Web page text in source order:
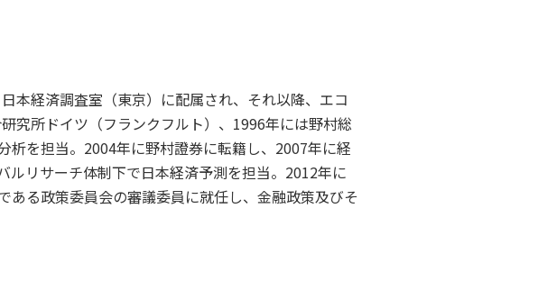
本経済調査室（東京）に配属され、それ以降、エコ
究所ドイツ（フランクフルト）、1996年には野村総
析を担当。2004年に野村證券に転籍し、2007年に経
ルリサーチ体制下で日本経済予測を担当。2012年に
ある政策委員会の審議委員に就任し、金融政策及びそ